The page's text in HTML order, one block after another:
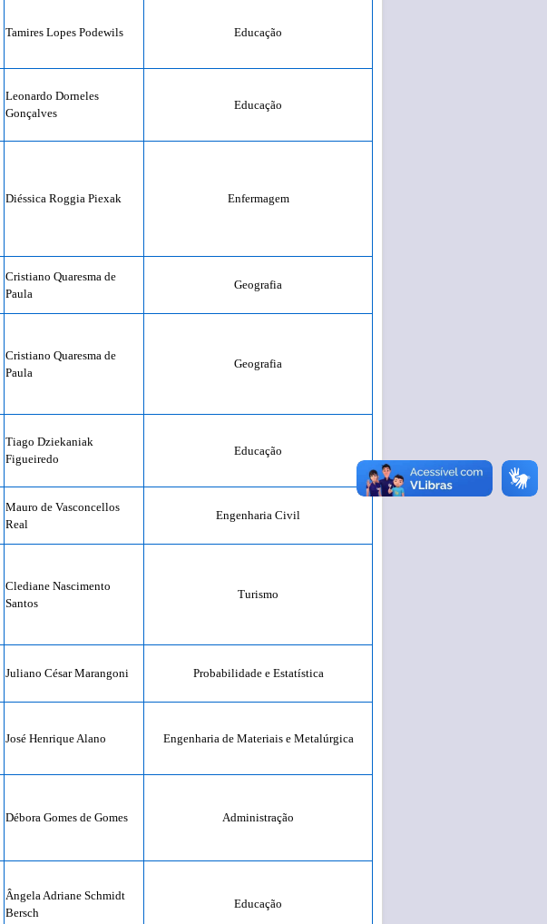
Tamires Lopes Podewils Educação
Leonardo Dorneles
Gonçalves
Educação
Diéssica Roggia Piexak Enfermagem
Cristiano Quaresma de
Paula
Geografia
Cristiano Quaresma de
Paula
Geografia
Tiago Dziekaniak
Figueiredo
Educação
Mauro de Vasconcellos
Real
Engenharia Civil
Clediane Nascimento
Santos
Turismo
Juliano César Marangoni Probabilidade e Estatística
José Henrique Alano Engenharia de Materiais e Metalúrgica
Débora Gomes de Gomes Administração
Ângela Adriane Schmidt
Bersch
Educação